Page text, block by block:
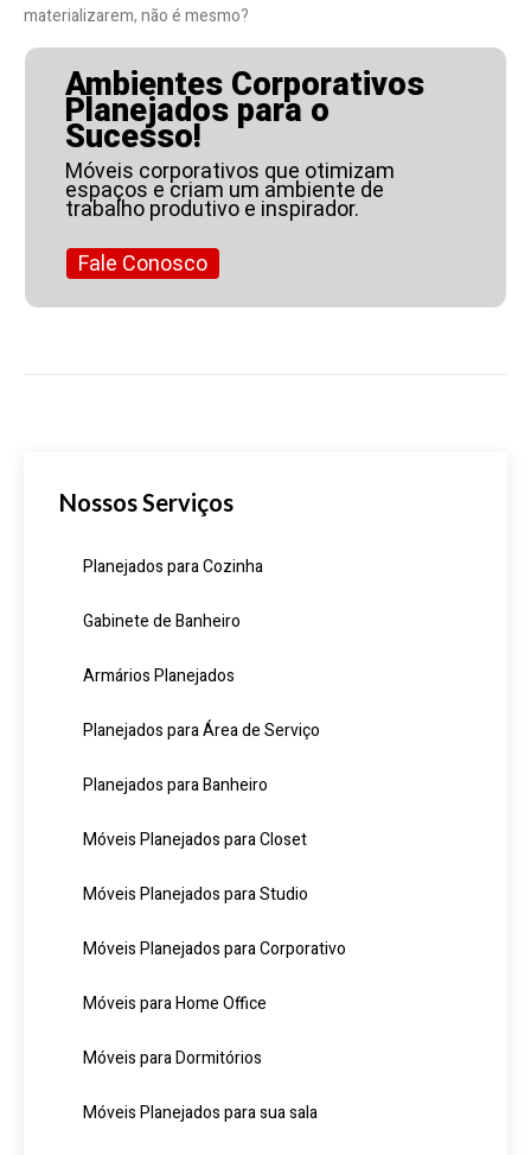
materializarem, não é mesmo?
Ambientes Corporativos
Planejados para o
Sucesso!
Móveis corporativos que otimizam
espaços e criam um ambiente de
trabalho produtivo e inspirador.
Fale Conosco
Nossos Serviços
Planejados para Cozinha
Gabinete de Banheiro
Armários Planejados
Planejados para Área de Serviço
Planejados para Banheiro
Móveis Planejados para Closet
Móveis Planejados para Studio
Móveis Planejados para Corporativo
Móveis para Home Office
Móveis para Dormitórios
Móveis Planejados para sua sala